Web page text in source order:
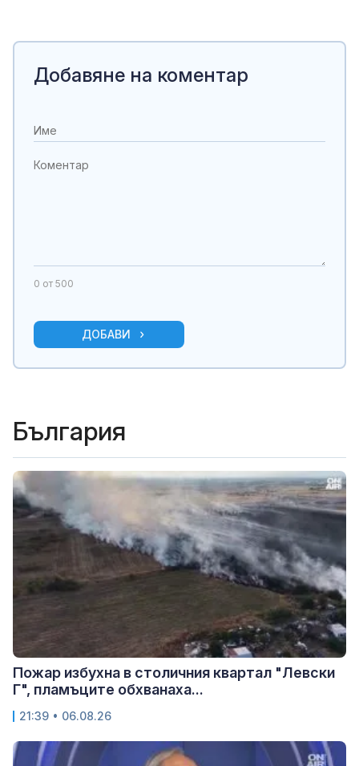
Добавяне на коментар
0 от 500
ДОБАВИ
България
Пожар избухна в столичния квартал "Левски
Г", пламъците обхванаха...
21:39 • 06.08.26